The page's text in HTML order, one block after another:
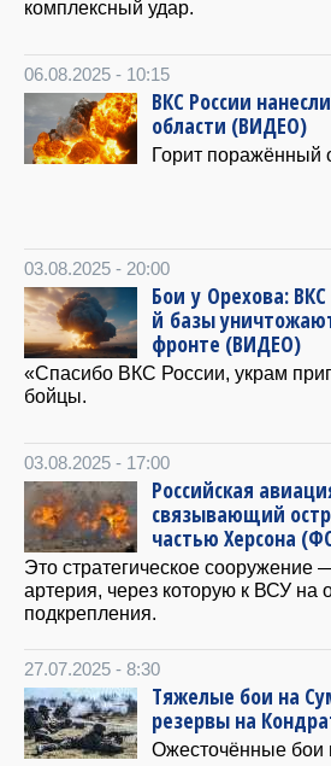
комплексный удар.
06.08.2025 - 10:15
ВКС России
области (ВИДЕО)
Горит поражённый
03.08.2025 - 20:00
Бои у Орехова:
й базы
фронте (ВИДЕО)
«Спасибо ВКС России, украм
бойцы.
03.08.2025 - 17:00
Российская
связывающий
частью Херсона
Это стратегическое сооружение
артерия, через которую к ВСУ на
подкрепления.
27.07.2025 - 8:30
Тяжелые бои на
резервы на
Ожесточённые бои